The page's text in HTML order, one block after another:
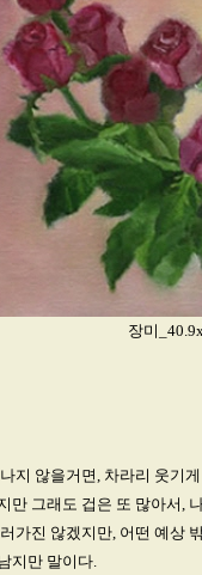
장미
지 않을거면, 차라리 웃기
만 그래도 겁은 또 많아서,
가진 않겠지만, 어떤 예상
지만 말이다.